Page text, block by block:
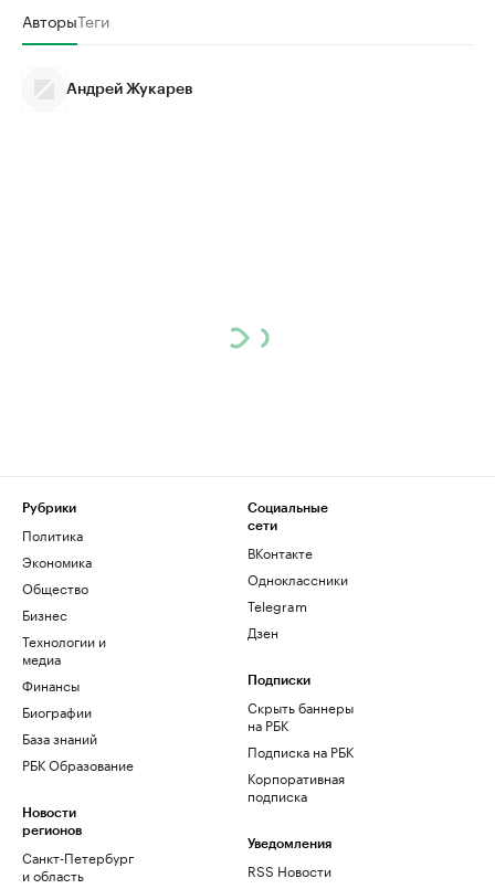
АвторыТеги
Андрей Жукарев
Рубрики
Политика
Экономика
Общество
Бизнес
Технологии и
медиа
Финансы
Биографии
База знаний
РБК Образование
Новости
регионов
Санкт-Петербург
и область
Социальные
сети
ВКонтакте
Одноклассники
Telegram
Дзен
Подписки
Скрыть баннеры
на РБК
Подписка на РБК
Корпоративная
подписка
Уведомления
RSS Новости